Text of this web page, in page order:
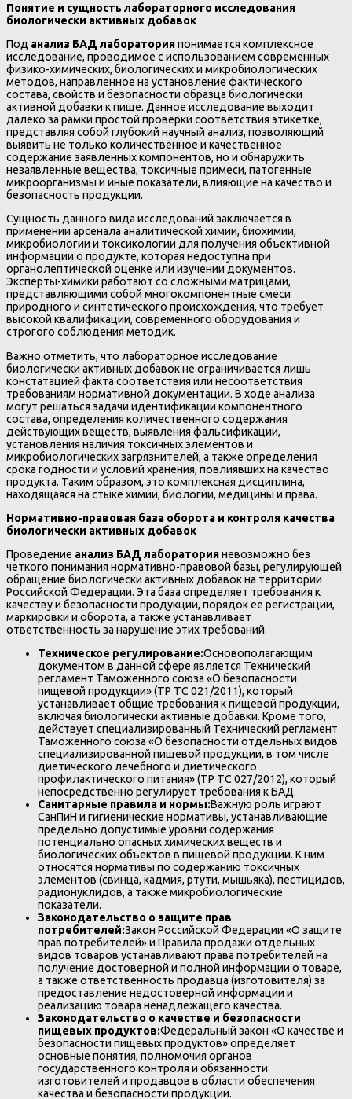
Понятие и сущность лабораторного исследования
биологически активных добавок
Под анализ БАД лабораторияпонимается комплексное
исследование, проводимое с использованием современных
физико-химических, биологических и микробиологических
методов, направленное на установление фактического
состава, свойств и безопасности образца биологически
активной добавки к пище. Данное исследование выходит
далеко за рамки простой проверки соответствия этикетке,
представляя собой глубокий научный анализ, позволяющий
выявить не только количественное и качественное
содержание заявленных компонентов, но и обнаружить
незаявленные вещества, токсичные примеси, патогенные
микроорганизмы и иные показатели, влияющие на качество и
безопасность продукции.
Сущность данного вида исследований заключается в
применении арсенала аналитической химии, биохимии,
микробиологии и токсикологии для получения объективной
информации о продукте, которая недоступна при
органолептической оценке или изучении документов.
Эксперты-химики работают со сложными матрицами,
представляющими собой многокомпонентные смеси
природного и синтетического происхождения, что требует
высокой квалификации, современного оборудования и
строгого соблюдения методик.
Важно отметить, что лабораторное исследование
биологически активных добавок не ограничивается лишь
констатацией факта соответствия или несоответствия
требованиям нормативной документации. В ходе анализа
могут решаться задачи идентификации компонентного
состава, определения количественного содержания
действующих веществ, выявления фальсификации,
установления наличия токсичных элементов и
микробиологических загрязнителей, а также определения
срока годности и условий хранения, повлиявших на качество
продукта. Таким образом, это комплексная дисциплина,
находящаяся на стыке химии, биологии, медицины и права.
Нормативно-правовая база оборота и контроля качества
биологически активных добавок
Проведение анализ БАД лабораторияневозможно без
четкого понимания нормативно-правовой базы, регулирующей
обращение биологически активных добавок на территории
Российской Федерации. Эта база определяет требования к
качеству и безопасности продукции, порядок ее регистрации,
маркировки и оборота, а также устанавливает
ответственность за нарушение этих требований.
Техническое регулирование:Основополагающим
документом в данной сфере является Технический
регламент Таможенного союза «О безопасности
пищевой продукции» (ТР ТС 021/2011), который
устанавливает общие требования к пищевой продукции,
включая биологически активные добавки. Кроме того,
действует специализированный Технический регламент
Таможенного союза «О безопасности отдельных видов
специализированной пищевой продукции, в том числе
диетического лечебного и диетического
профилактического питания» (ТР ТС 027/2012), который
непосредственно регулирует требования к БАД.
Санитарные правила и нормы:Важную роль играют
СанПиН и гигиенические нормативы, устанавливающие
предельно допустимые уровни содержания
потенциально опасных химических веществ и
биологических объектов в пищевой продукции. К ним
относятся нормативы по содержанию токсичных
элементов (свинца, кадмия, ртути, мышьяка), пестицидов,
радионуклидов, а также микробиологические
показатели.
Законодательство о защите прав
потребителей:Закон Российской Федерации «О защите
прав потребителей» и Правила продажи отдельных
видов товаров устанавливают права потребителей на
получение достоверной и полной информации о товаре,
а также ответственность продавца (изготовителя) за
предоставление недостоверной информации и
реализацию товара ненадлежащего качества.
Законодательство о качестве и безопасности
пищевых продуктов:Федеральный закон «О качестве и
безопасности пищевых продуктов» определяет
основные понятия, полномочия органов
государственного контроля и обязанности
изготовителей и продавцов в области обеспечения
качества и безопасности продукции.